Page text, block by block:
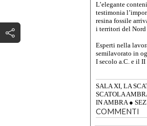
L’elegante
testimonia
resina fossile
i territori del Nord
Esperti nella
semilavorato in
I secolo a.C. e il II
SALA XI, LA
SCATOLA
IN AMBRA●
COMMENTI